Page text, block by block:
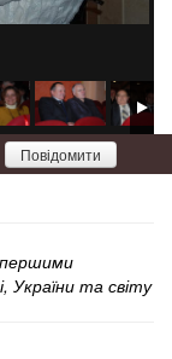
Повідомити
України та світу